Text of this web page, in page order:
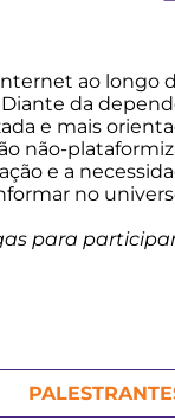
ao longo
da
e mais
não-
e a
no
para